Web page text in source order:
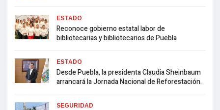
ESTADO
Reconoce gobierno estatal labor de
bibliotecarias y bibliotecarios de Puebla
ESTADO
Desde Puebla, la presidenta Claudia Sheinbaum
arrancará la Jornada Nacional de Reforestación.
SEGURIDAD